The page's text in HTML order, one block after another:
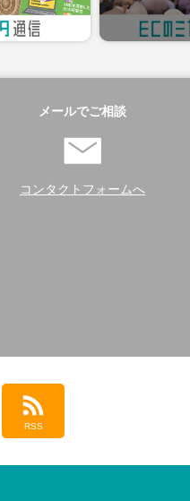
メールでご相談
コンタクトフォームへ
RSS